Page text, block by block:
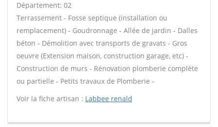
Département: 02
Terrassement - Fosse septique (installation ou
remplacement) - Goudronnage - Allée de jardin - Dalles
béton - Démolition avec transports de gravats - Gros
oeuvre (Extension maison, construction garage, etc) -
Construction de murs - Rénovation plomberie complète
ou partielle - Petits travaux de Plomberie -
Voir la fiche artisan : Labbee renald